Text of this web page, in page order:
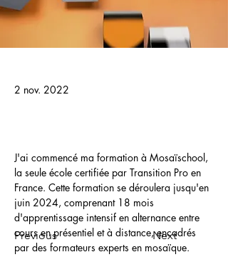
2 nov. 2022
Previous Next
J'ai commencé ma formation à Mosaïschool,
la seule école certifiée par Transition Pro en
France. Cette formation se déroulera jusqu'en
juin 2024, comprenant 18 mois
d'apprentissage intensif en alternance entre
cours en présentiel et à distance, encadrés
par des formateurs experts en mosaïque.